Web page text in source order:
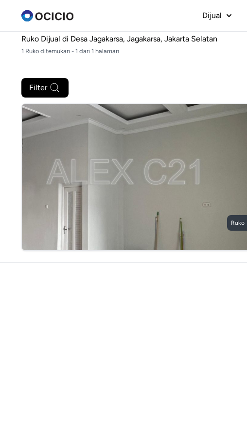
Dijual
Ruko Dijual di Desa Jagakarsa, Jagakarsa, Jakarta Selatan
1 Ruko ditemukan - 1 dari 1 halaman
Filter
Ruko